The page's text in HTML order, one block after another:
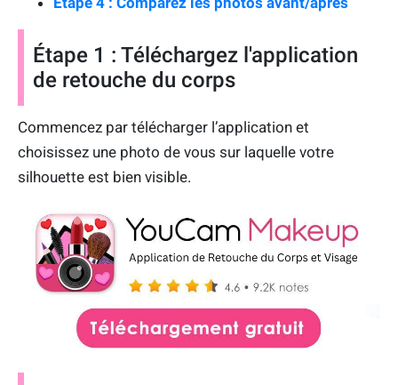
Étape 1 : Téléchargez l'application
de retouche du corps
Commencez par télécharger l’application et
choisissez une photo de vous sur laquelle votre
silhouette est bien visible.